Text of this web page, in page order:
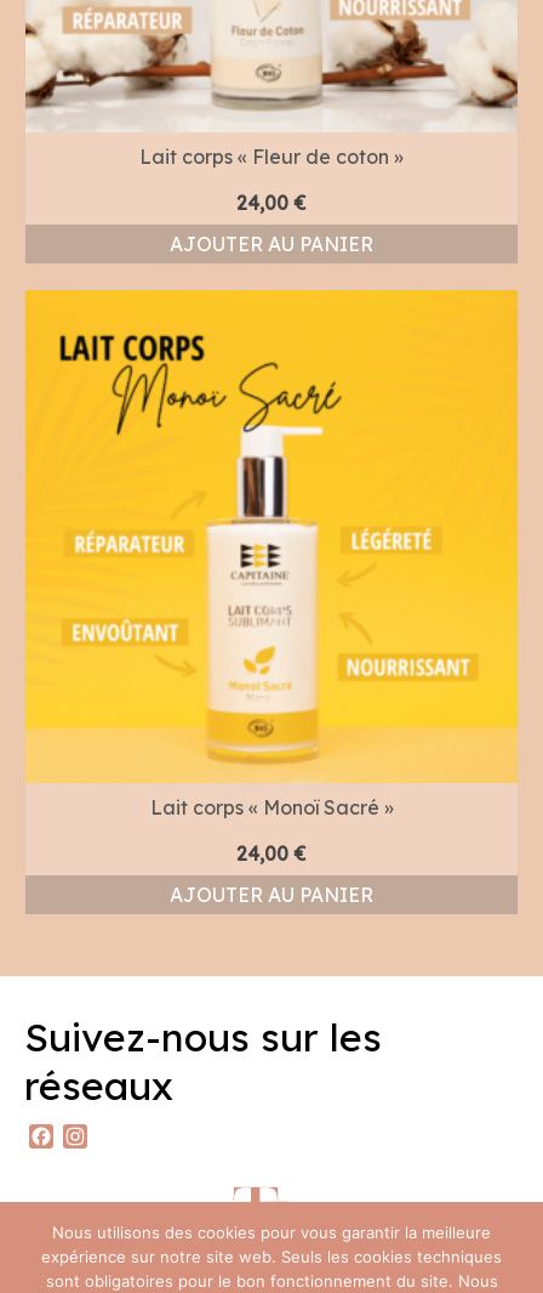
Lait corps « Fleur de coton »
24,00 €
AJOUTER AU PANIER
Lait corps « Monoï Sacré »
24,00 €
AJOUTER AU PANIER
Suivez-nous sur les
réseaux
Facebook
Nous utilisons des cookies pour vous garantir la meilleure
expérience sur notre site web. Seuls les cookies techniques
sont obligatoires pour le bon fonctionnement du site. Nous